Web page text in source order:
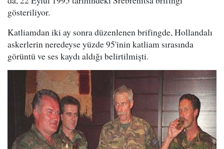
gösteriliyor.
Katliamdan iki ay sonra düzenlenen brifingde, Hollandalı
askerlerin neredeyse yüzde 95'inin katliam sırasında
görüntü ve ses kaydı aldığı belirtilmişti.